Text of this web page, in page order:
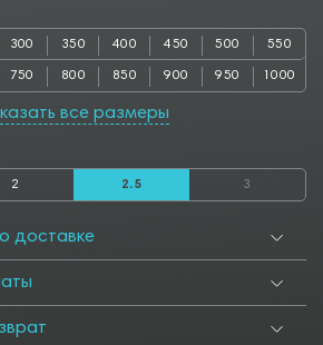
300 350 400 450 500 550
750 800 850 900 950 1000
1250 1300 1350 1400
2550 2800 2850 3000 3050 3500
4500 4550 5000 5050 5500 5550
6000
все размеры
2 2.5 3
доставке